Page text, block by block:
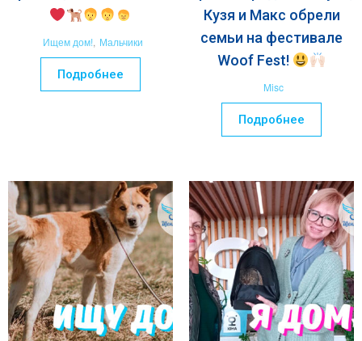
Ищем дом!, Мальчики
Подробнее
Кузя и Макс обрели
семьи на фестивале
Woof Fest!
Misc
Подробнее